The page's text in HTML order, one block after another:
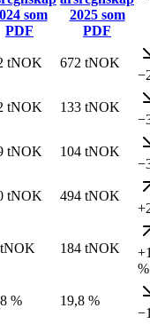
som
PDF
2025som
PDF
tNOK
672 tNOK
tNOK
133 tNOK
tNOK
104 tNOK
tNOK
494 tNOK
184 tNOK
%
%
19,8 %